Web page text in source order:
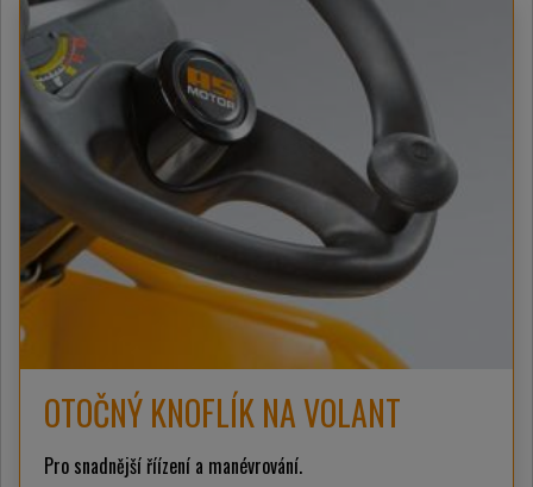
OTOČNÝ KNOFLÍK NA VOLANT
Pro snadnější říízení a manévrování.